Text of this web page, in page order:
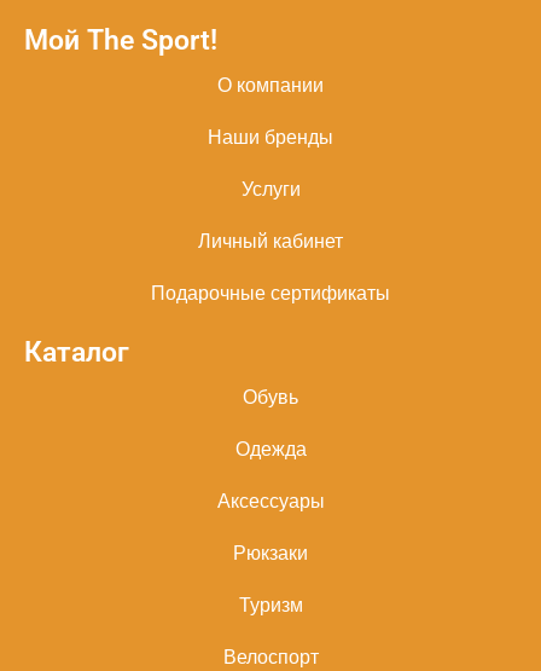
Мой The Sport!
О компании
Наши бренды
Услуги
Личный кабинет
Подарочные сертификаты
Каталог
Обувь
Одежда
Аксессуары
Рюкзаки
Туризм
Велоспорт